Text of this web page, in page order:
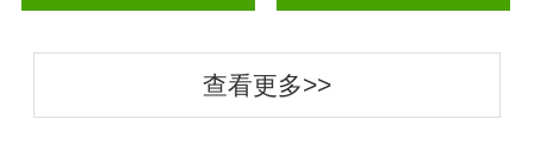
查看更多>>